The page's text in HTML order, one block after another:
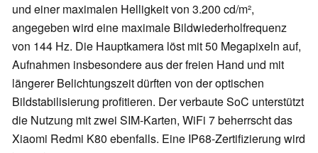
und einer maximalen Helligkeit von 3.200 cd/m²,
angegeben wird eine maximale Bildwiederholfrequenz
von 144 Hz. Die Hauptkamera löst mit 50 Megapixeln auf,
Aufnahmen insbesondere aus der freien Hand und mit
längerer Belichtungszeit dürften von der optischen
Bildstabilisierung profitieren. Der verbaute SoC unterstützt
die Nutzung mit zwei SIM-Karten, WiFi 7 beherrscht das
Xiaomi Redmi K80 ebenfalls. Eine IP68-Zertifizierung wird